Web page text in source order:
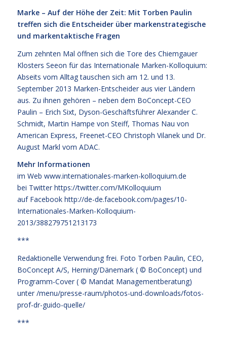
Marke – Auf der Höhe der Zeit: Mit Torben Paulin
treffen sich die Entscheider über markenstrategische
und markentaktische Fragen
Zum zehnten Mal öffnen sich die Tore des Chiemgauer
Klosters Seeon für das Internationale Marken-Kolloquium:
Abseits vom Alltag tauschen sich am 12. und 13.
September 2013 Marken-Entscheider aus vier Ländern
aus. Zu ihnen gehören – neben dem BoConcept-CEO
Paulin – Erich Sixt, Dyson-Geschäftsführer Alexander C.
Schmidt, Martin Hampe von Steiff, Thomas Nau von
American Express, Freenet-CEO Christoph Vilanek und Dr.
August Markl vom ADAC.
Mehr Informationen
im Web www.internationales-marken-kolloquium.de
bei Twitter https://twitter.com/MKolloquium
auf Facebook http://de-de.facebook.com/pages/10-
Internationales-Marken-Kolloquium-
2013/388279751213173
***
Redaktionelle Verwendung frei. Foto Torben Paulin, CEO,
BoConcept A/S, Herning/Dänemark ( © BoConcept) und
Programm-Cover ( © Mandat Managementberatung)
unter /menu/presse-raum/photos-und-downloads/fotos-
prof-dr-guido-quelle/
***